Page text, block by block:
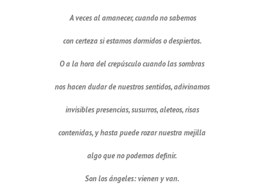
A veces al amanecer, cuando no sabemos
con certeza si estamos dormidos o despiertos.
O a la hora del crepúsculo cuando las sombras
nos hacen dudar de nuestros sentidos, adivinamos
invisibles presencias, susurros, aleteos, risas
contenidas, y hasta puede rozar nuestra mejilla
algo que no podemos definir.
Son los ángeles: vienen y van.